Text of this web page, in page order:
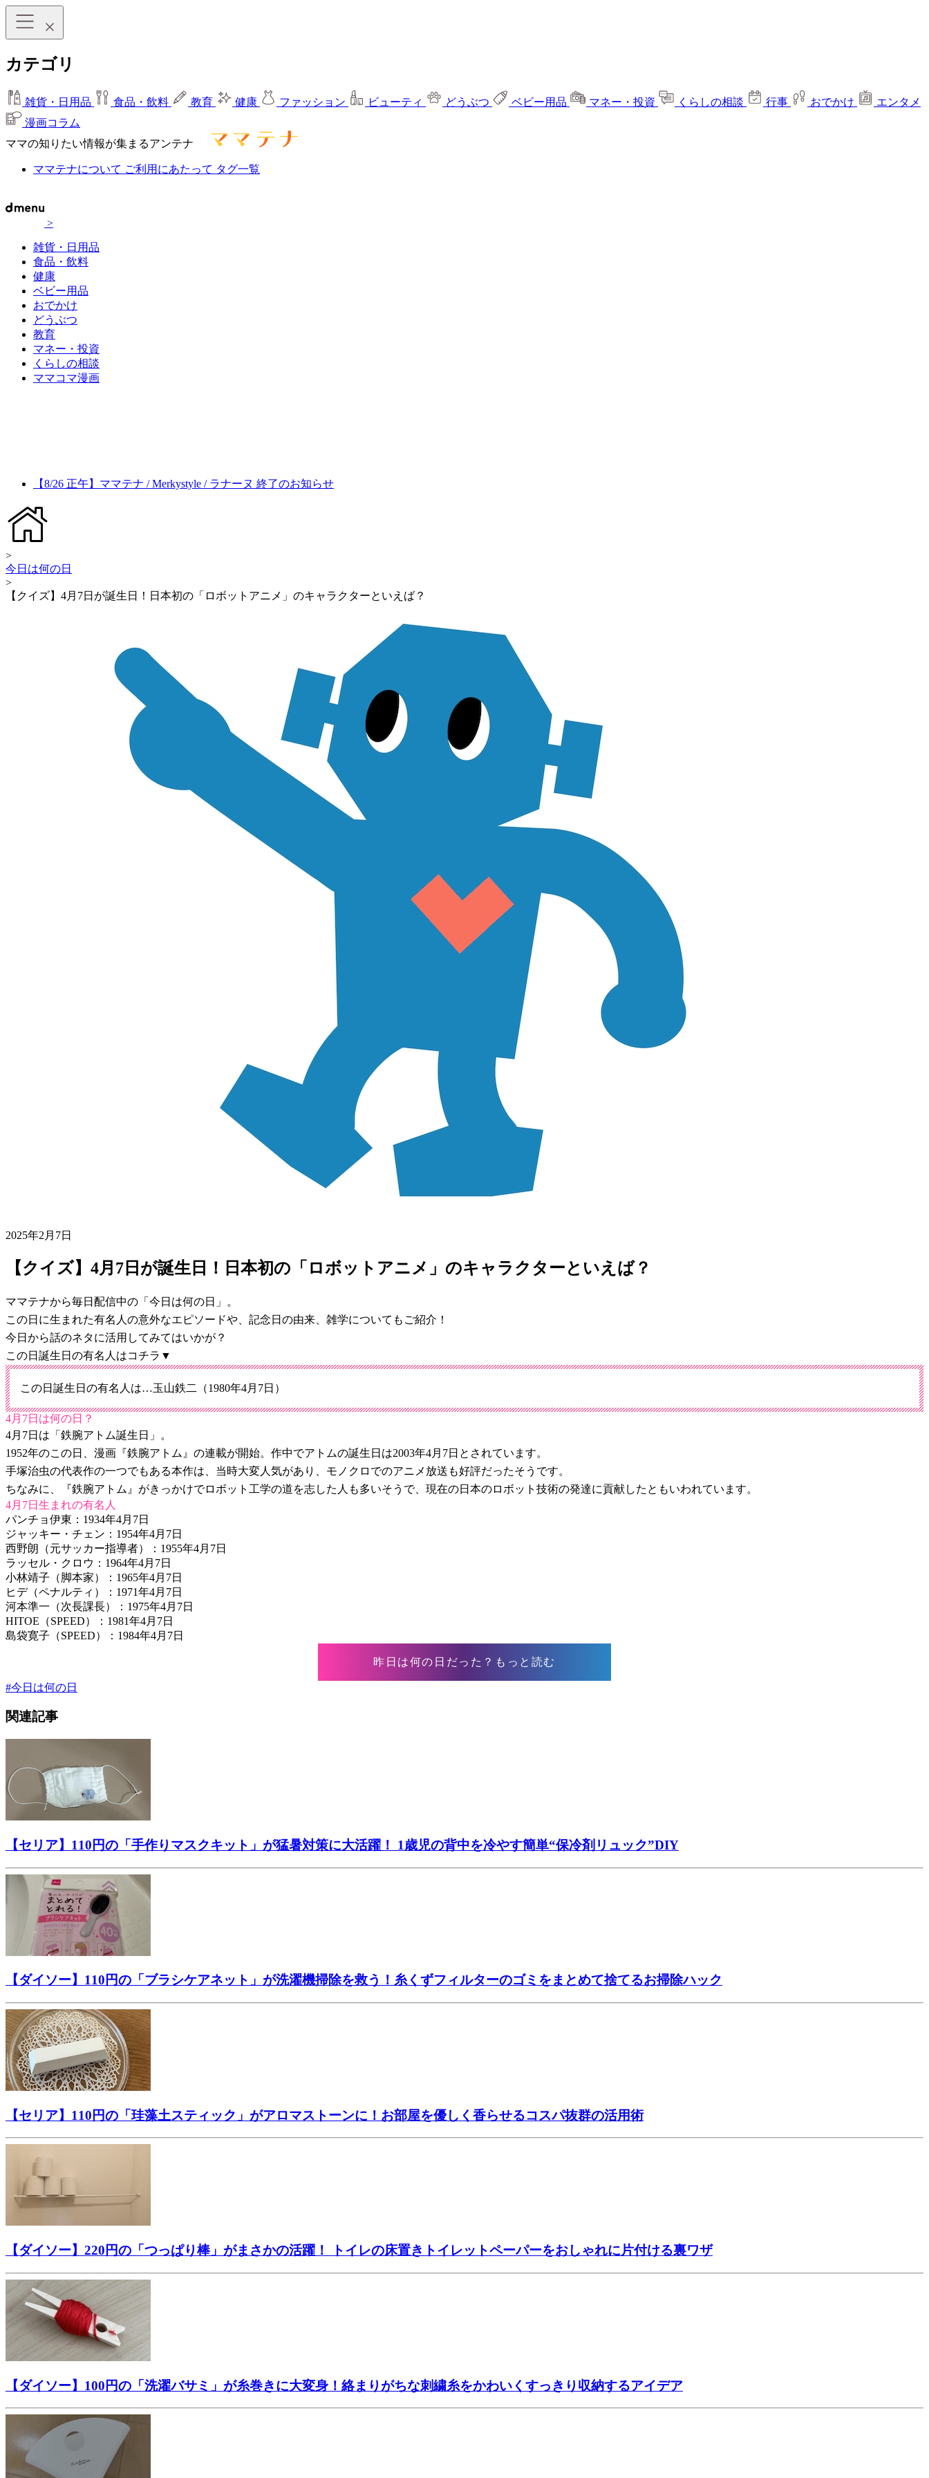
カテゴリ
雑貨・日用品 食品・飲料 教育 健康 ファッション ビューティ どうぶつ ベビー用品 マネー・投資 くらしの相談 行事 おでかけ
エンタメ
漫画コラム
ママの知りたい情報が集まるアンテナ
ママテナについて ご利用にあたって タグ一覧
>
雑貨・日用品
食品・飲料
健康
ベビー用品
おでかけ
どうぶつ
教育
マネー・投資
くらしの相談
ママコマ漫画
【8/26 正午】ママテナ / Merkystyle / ラナーヌ 終了のお知らせ
>
今日は何の日
>
【クイズ】4月7日が誕生日！日本初の「ロボットアニメ」のキャラクターといえば？
2025年2月7日
【クイズ】4月7日が誕生日！日本初の「ロボットアニメ」のキャラクターといえば？
ママテナから毎日配信中の「今日は何の日」。
この日に生まれた有名人の意外なエピソードや、記念日の由来、雑学についてもご紹介！
今日から話のネタに活用してみてはいかが？
この日誕生日の有名人はコチラ▼
この日誕生日の有名人は…玉山鉄二（1980年4月7日）
4月7日は何の日？
4月7日は「鉄腕アトム誕生日」。
1952年のこの日、漫画『鉄腕アトム』の連載が開始。作中でアトムの誕生日は2003年4月7日とされています。
手塚治虫の代表作の一つでもある本作は、当時大変人気があり、モノクロでのアニメ放送も好評だったそうです。
ちなみに、『鉄腕アトム』がきっかけでロボット工学の道を志した人も多いそうで、現在の日本のロボット技術の発達に貢献したともいわれています。
4月7日生まれの有名人
パンチョ伊東：1934年4月7日
ジャッキー・チェン：1954年4月7日
西野朗（元サッカー指導者）：1955年4月7日
ラッセル・クロウ：1964年4月7日
小林靖子（脚本家）：1965年4月7日
ヒデ（ペナルティ）：1971年4月7日
河本準一（次長課長）：1975年4月7日
HITOE（SPEED）：1981年4月7日
島袋寛子（SPEED）：1984年4月7日
昨日は何の日だった？もっと読む
#今日は何の日
関連記事
【セリア】110円の「手作りマスクキット」が猛暑対策に大活躍！ 1歳児の背中を冷やす簡単“保冷剤リュック”DIY
【ダイソー】110円の「ブラシケアネット」が洗濯機掃除を救う！糸くずフィルターのゴミをまとめて捨てるお掃除ハック
【セリア】110円の「珪藻土スティック」がアロマストーンに！お部屋を優しく香らせるコスパ抜群の活用術
【ダイソー】220円の「つっぱり棒」がまさかの活躍！ トイレの床置きトイレットペーパーをおしゃれに片付ける裏ワザ
【ダイソー】100円の「洗濯バサミ」が糸巻きに大変身！絡まりがちな刺繍糸をかわいくすっきり収納するアイデア